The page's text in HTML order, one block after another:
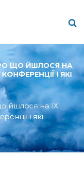
ЩО ЙШЛОСЯ НА
І ЯКІ
йшлося на ІХ
і які